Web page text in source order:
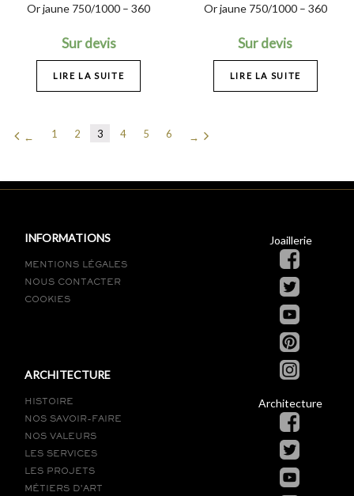
Or jaune 750/1000 – 360
Sur devis
LIRE LA SUITE
Or jaune 750/1000 – 360
Sur devis
LIRE LA SUITE
← 1 2 3 4 5 6 →
INFORMATIONS
MENTIONS LÉGALES
NOUS CONTACTER
COOKIES
ARCHITECTURE
HISTOIRE
NOS SAVOIR-FAIRE
NOS VALEURS
LES SERVICES
LES PROJETS
MÉTIERS D’ART
Joaillerie
Architecture